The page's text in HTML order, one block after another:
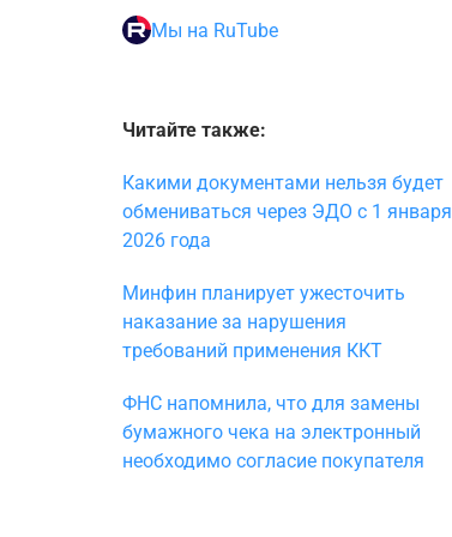
Мы на RuTube
Читайте также:
Какими документами нельзя будет
обмениваться через ЭДО с 1 января
2026 года
Минфин планирует ужесточить
наказание за нарушения
требований применения ККТ
ФНС напомнила, что для замены
бумажного чека на электронный
необходимо согласие покупателя